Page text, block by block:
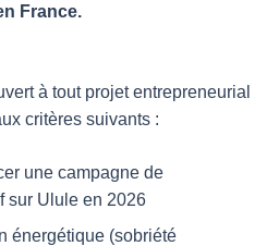
France.
à tout projet entrepreneurial
critères suivants :
une campagne de
sur Ulule en 2026
énergétique (sobriété